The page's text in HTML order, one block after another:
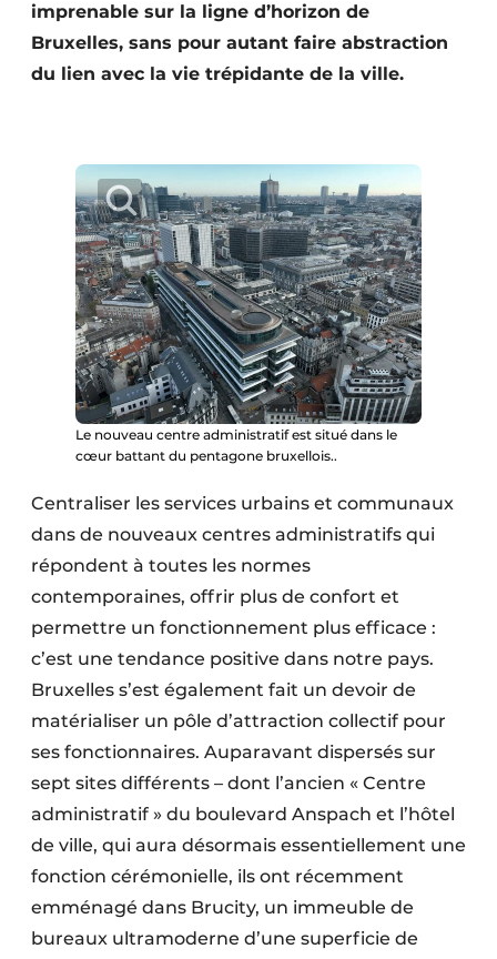
Rénovation
Sécurité incendie
Techniques ferroviaires
Travaux ferroviaires
imprenable sur la ligne d’horizon de
Bruxelles, sans pour autant faire abstraction
du lien avec la vie trépidante de la ville.
Le nouveau centre administratif est situé dans le
cœur battant du pentagone bruxellois..
Centraliser les services urbains et communaux
dans de nouveaux centres administratifs qui
répondent à toutes les normes
contemporaines, offrir plus de confort et
permettre un fonctionnement plus efficace :
c’est une tendance positive dans notre pays.
Bruxelles s’est également fait un devoir de
matérialiser un pôle d’attraction collectif pour
ses fonctionnaires. Auparavant dispersés sur
sept sites différents – dont l’ancien « Centre
administratif » du boulevard Anspach et l’hôtel
de ville, qui aura désormais essentiellement une
fonction cérémonielle, ils ont récemment
emménagé dans Brucity, un immeuble de
bureaux ultramoderne d’une superficie de